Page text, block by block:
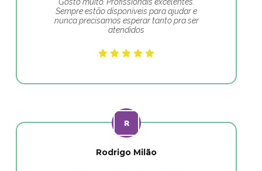
Sempre estão disponíveis para ajudar e
nunca precisamos esperar tanto pra ser
atendidos
Rodrigo Milão